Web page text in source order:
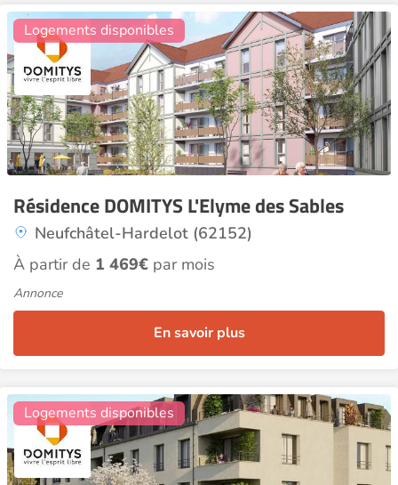
Résidence DOMITYS L'Elyme des Sables
Neufchâtel-Hardelot (62152)
Logements disponibles
À partir de 1 469€ par mois
Annonce
En savoir plus
Logements disponibles